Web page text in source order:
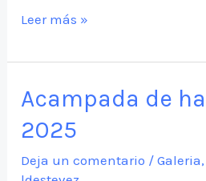
96º
FICC
2026
Leer más »
Acampada de
2025
Deja un comentario /Galeria